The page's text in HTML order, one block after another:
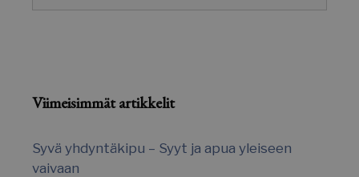
Viimeisimmät artikkelit
Syvä yhdyntäkipu – Syyt ja apua yleiseen
vaivaan
Ehdottomasti välttämättömät